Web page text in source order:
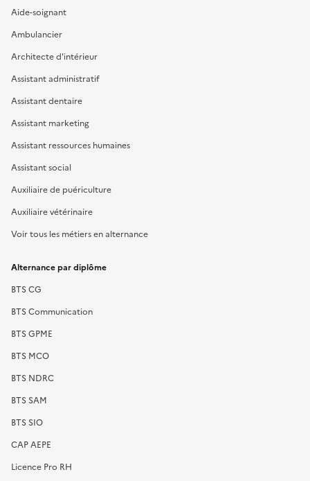
Aide-soignant
Ambulancier
Architecte d'intérieur
Assistant administratif
Assistant dentaire
Assistant marketing
Assistant ressources humaines
Assistant social
Auxiliaire de puériculture
Auxiliaire vétérinaire
Voir tous les métiers en alternance
Alternance par diplôme
BTS CG
BTS Communication
BTS GPME
BTS MCO
BTS NDRC
BTS SAM
BTS SIO
CAP AEPE
Licence Pro RH